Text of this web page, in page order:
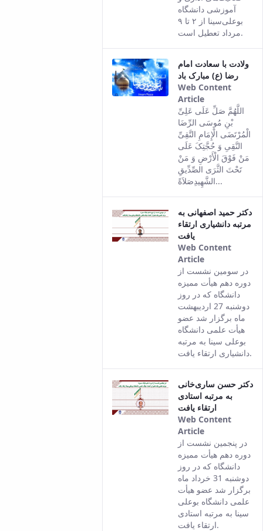
version of
this content.
آموزشی دانشگاه
بوعلی‌سینا از ۲ تا ۹
مرداد تعطیل است.
ولادت با سعادت امام
رضا (ع) مبارک باد
Web Content
Article
This result
comes from
the Persian
version of
this content.
اللَّهُمَّ صَلِّ عَلَی عَلِیِّ
بْنِ مُوسَی الرِّضَا
الْمُرْتَضَی الْإِمَامِ التَّقِیِّ
النَّقِیِ‏ وَ حُجَّتِکَ عَلَی
مَنْ فَوْقَ الْأَرْضِ وَ مَنْ
تَحْتَ الثَّرَی الصِّدِّیقِ
الشَّهِیدِصَلاَةً...
دکتر حمید اصفهانی به
مرتبه دانشیاری ارتقاء
یافت
Web Content
Article
This result
comes from
the Persian
version of
this content.
در سومین نشست از
دوره دهم هیأت ممیزه
دانشگاه که در روز
دو‌شنبه 27 اردیبهشت
ماه برگزار شد عضو
هیأت علمی دانشگاه
بوعلی سینا به مرتبه
دانشیاری ارتقاء یافت.
دکتر حسن ساری‌خانی
به مرتبه استادی
ارتقاء یافت
Web Content
Article
This result
comes from
the Persian
version of
this content.
در پنجمین نشست از
دوره دهم هیأت ممیزه
دانشگاه که در روز
دو‌شنبه 31 خرداد ماه
برگزار شد عضو هیأت
علمی دانشگاه بوعلی
سینا به مرتبه استادی
ارتقاء یافت.